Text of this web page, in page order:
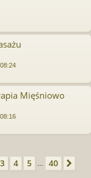
Mięśniowo
z 40
3 4 5 40